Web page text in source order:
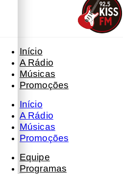
Início
A Rádio
Músicas
Promoções
Início
A Rádio
Músicas
Promoções
Equipe
Programas